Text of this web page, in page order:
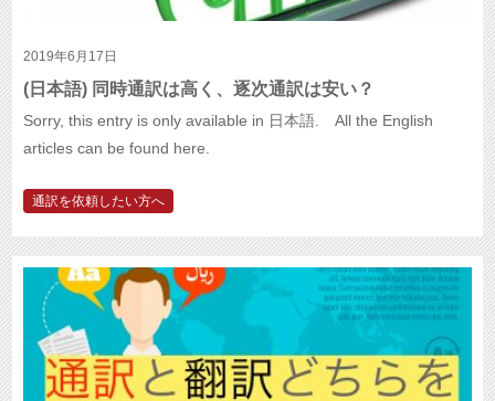
2019年6月17日
(日本語) 同時通訳は高く、逐次通訳は安い？
Sorry, this entry is only available in 日本語. All the English
articles can be found here.
通訳を依頼したい方へ